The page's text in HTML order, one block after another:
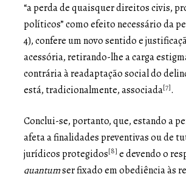
“a perda de quaisquer direitos civis,
políticos” como efeito necessário da
4), confere um novo sentido e
acessória, retirando-lhe a carga
contrária à readaptação social do
está, tradicionalmente, associada[7].
Conclui-se, portanto, que, estando a
afeta a finalidades preventivas ou de
jurídicos protegidos[8] e devendo o
quantumser fixado em obediência às